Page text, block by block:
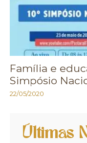
Família e
Simpósio
22/05/2020
Últimas